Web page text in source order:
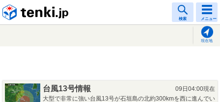
検索 メニュー
現在地
台風13号情報
09日04:00現在
大型で非常に強い台風13号が石垣島の北約300kmを西に進んでい